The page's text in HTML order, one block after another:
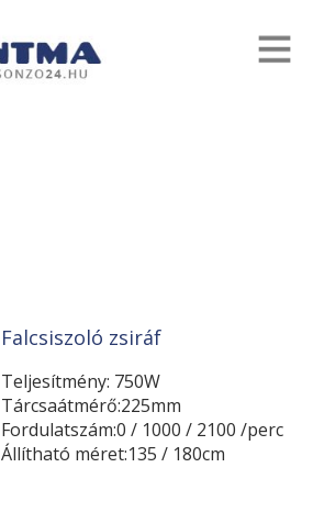
Falcsiszoló zsiráf
Teljesítmény: 750W
Tárcsaátmérő:225mm
Fordulatszám:0 / 1000 / 2100 /perc
Állítható méret:135 / 180cm